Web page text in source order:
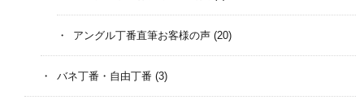
アングル丁番直筆お客様の声 (20)
バネ丁番・自由丁番 (3)